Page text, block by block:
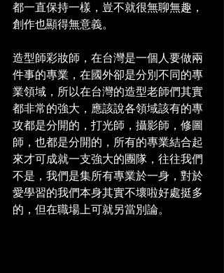
都一直保持一樣，豈不就很無聊無趣，
創作也顯得無意義。
造型師彩妝師，在台灣是一個人要做兩
件事的專業，在國外卻是分別不同的專
業領域，所以在台灣的造型老師們其實
都非常的強大，應該說各領域該有的專
攻都是分開的，打光師，攝影師，修圖
師，也都是分開的，所有的專業結合起
來才可成就一支強大的團隊，往往我們
不是，我們是集所有專業於一身，對於
愛學習的我們本身其實不壞啦好處挺多
的，但在職場上可就另當別論。